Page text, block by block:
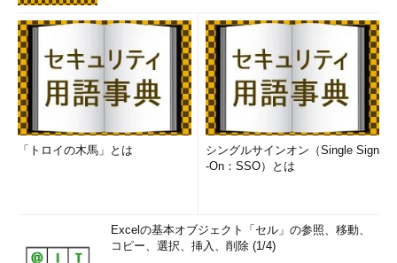
「トロイの木馬」とは
シングルサインオン（Single Sign
-On：SSO）とは
Excelの基本オブジェクト「セル」の参照、移動、
コピー、選択、挿入、削除 (1/4)